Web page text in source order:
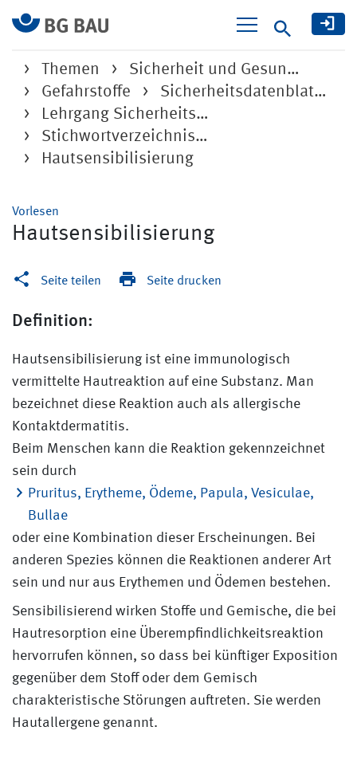
Suche
Themen
Sicherheit und Gesun…
Gefahrstoffe
Sicherheitsdatenblat…
Lehrgang Sicherheits…
Stichwortverzeichnis…
Hautsensibilisierung
Vorlesen
Hautsensibilisierung
Seite teilen Seite drucken
Definition:
Hautsensibilisierung ist eine immunologisch
vermittelte Hautreaktion auf eine Substanz. Man
bezeichnet diese Reaktion auch als allergische
Kontaktdermatitis.
Beim Menschen kann die Reaktion gekennzeichnet
sein durch
Pruritus, Erytheme, Ödeme, Papula, Vesiculae,
Bullae
oder eine Kombination dieser Erscheinungen. Bei
anderen Spezies können die Reaktionen anderer Art
sein und nur aus Erythemen und Ödemen bestehen.
Sensibilisierend wirken Stoffe und Gemische, die bei
Hautresorption eine Überempfindlichkeitsreaktion
hervorrufen können, so dass bei künftiger Exposition
gegenüber dem Stoff oder dem Gemisch
charakteristische Störungen auftreten. Sie werden
Hautallergene genannt.